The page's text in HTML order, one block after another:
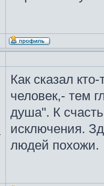
Как сказал
человек,- тем
душа". К
исключения.
людей похожи.